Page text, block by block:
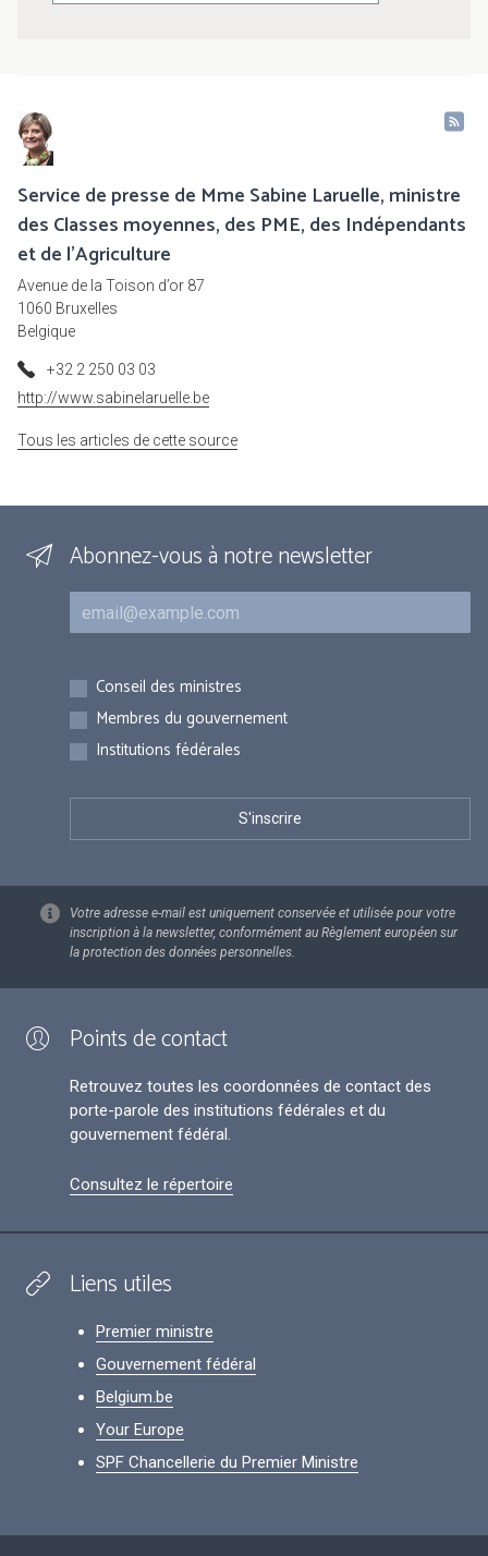
Service de presse de Mme Sabine Laruelle, ministre
des Classes moyennes, des PME, des Indépendants
et de l'Agriculture
Avenue de la Toison d’or 87
1060 Bruxelles
Belgique
+32 2 250 03 03
http://www.sabinelaruelle.be
Tous les articles de cette source
Abonnez-vous à notre newsletter
Courriel
Inscriptions
Conseil des ministres
Membres du gouvernement
Institutions fédérales
Votre adresse e-mail est uniquement conservée et utilisée pour votre
inscription à la newsletter, conformément au Règlement européen sur
la protection des données personnelles.
Points de contact
Retrouvez toutes les coordonnées de contact des
porte-parole des institutions fédérales et du
gouvernement fédéral.
Consultez le répertoire
Liens utiles
Premier ministre
Gouvernement fédéral
Belgium.be
Your Europe
SPF Chancellerie du Premier Ministre